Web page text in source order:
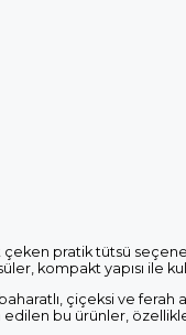
çeken pratik tütsü
kompakt yapısı ile
çiçeksi ve ferah
bu ürünler,